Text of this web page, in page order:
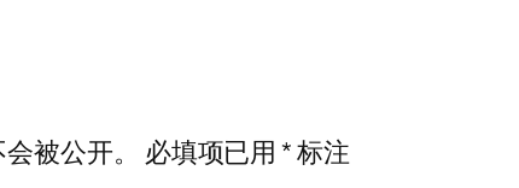
被公开。
必填项已用*标注